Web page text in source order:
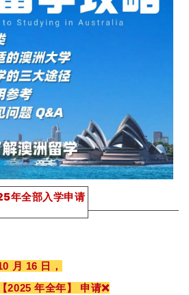
年全部入学申请
月 16 日，
2025 年全年】 申请❌